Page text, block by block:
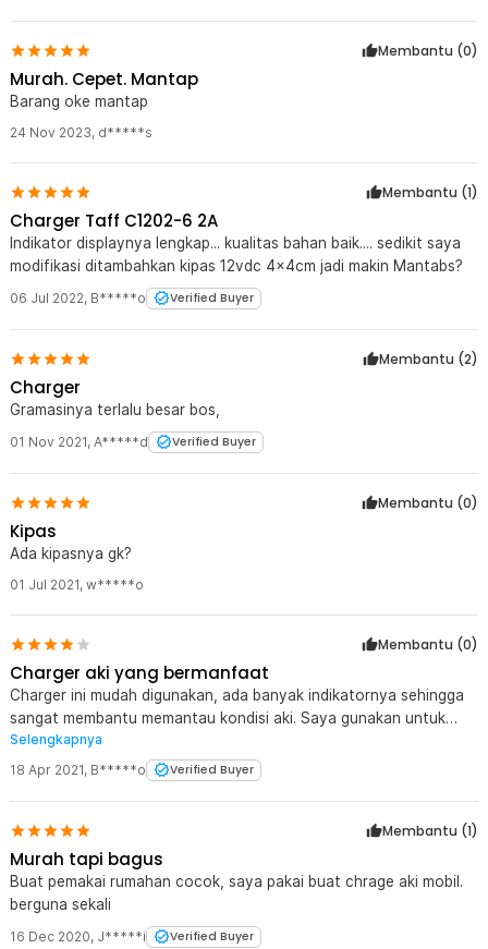
Membantu (0)
Murah. Cepet. Mantap
Barang oke mantap
24 Nov 2023, d*****s
Membantu (1)
Charger Taff C1202-6 2A
Indikator displaynya lengkap... kualitas bahan baik.... sedikit saya
modifikasi ditambahkan kipas 12vdc 4x4cm jadi makin Mantabs?
06 Jul 2022, B*****o Verified Buyer
Membantu (2)
Charger
Gramasinya terlalu besar bos,
01 Nov 2021, A*****d Verified Buyer
Membantu (0)
Kipas
Ada kipasnya gk?
01 Jul 2021, w*****o
Membantu (0)
Charger aki yang bermanfaat
Charger ini mudah digunakan, ada banyak indikatornya sehingga
sangat membantu memantau kondisi aki. Saya gunakan untuk
ngecas aki Viar.
Selengkapnya
18 Apr 2021, B*****o Verified Buyer
Membantu (1)
Murah tapi bagus
Buat pemakai rumahan cocok, saya pakai buat chrage aki mobil.
berguna sekali
16 Dec 2020, J*****i Verified Buyer